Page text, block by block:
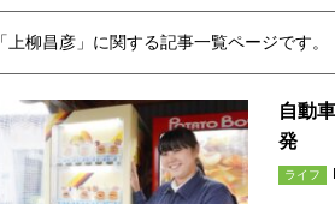
「上柳昌彦」に関する記事一覧ページです。
自動
発
ライフ